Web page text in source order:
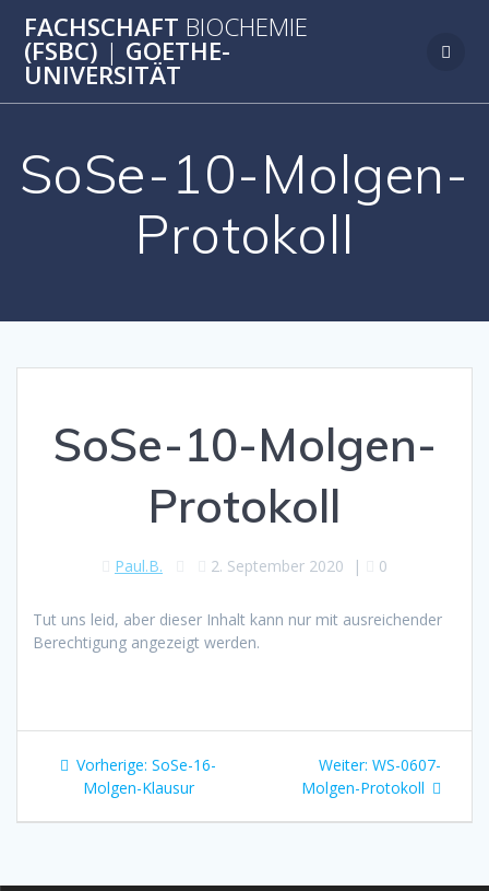
Inhalt
FACHSCHAFT BIOCHEMIE
(FSBC) | GOETHE-
UNIVERSITÄT
SoSe-10-Molgen-
Protokoll
SoSe-10-Molgen-
Protokoll
Paul.B. 2. September 2020 | 0
Tut uns leid, aber dieser Inhalt kann nur mit ausreichender
Berechtigung angezeigt werden.
Beitragsnavigation
Vorherige: Vorheriger
Beitrag:
SoSe-16-
Molgen-Klausur
Weiter: Nächster
Beitrag:
WS-0607-
Molgen-Protokoll